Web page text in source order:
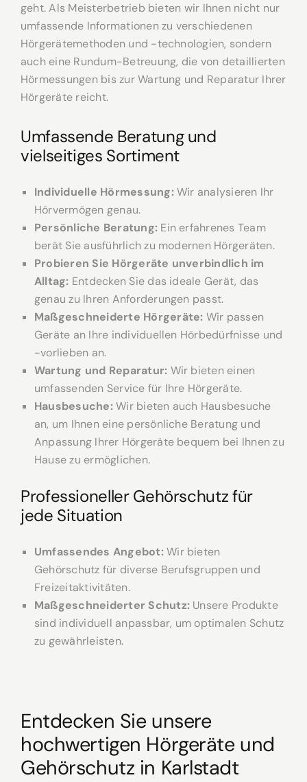
geht. Als Meisterbetrieb bieten wir Ihnen nicht nur
umfassende Informationen zu verschiedenen
Hörgerätemethoden und -technologien, sondern
auch eine Rundum-Betreuung, die von detaillierten
Hörmessungen bis zur Wartung und Reparatur Ihrer
Hörgeräte reicht.
Umfassende Beratung und
vielseitiges Sortiment
Individuelle Hörmessung:Wir analysieren Ihr
Hörvermögen genau.
Persönliche Beratung: Ein erfahrenes Team
berät Sie ausführlich zu modernen Hörgeräten.
Probieren Sie Hörgeräte unverbindlich im
Alltag: Entdecken Sie das ideale Gerät, das
genau zu Ihren Anforderungen passt.
Maßgeschneiderte Hörgeräte: Wir passen
Geräte an Ihre individuellen Hörbedürfnisse und
-vorlieben an.
Wartung und Reparatur: Wir bieten einen
umfassenden Service für Ihre Hörgeräte.
Hausbesuche:Wir bieten auch Hausbesuche
an, um Ihnen eine persönliche Beratung und
Anpassung Ihrer Hörgeräte bequem bei Ihnen zu
Hause zu ermöglichen.
Professioneller Gehörschutz für
jede Situation
Umfassendes Angebot:Wir bieten
Gehörschutz für diverse Berufsgruppen und
Freizeitaktivitäten.
Maßgeschneiderter Schutz: Unsere Produkte
sind individuell anpassbar, um optimalen Schutz
zu gewährleisten.
Entdecken Sie unsere
hochwertigen Hörgeräte und
Gehörschutz in Karlstadt